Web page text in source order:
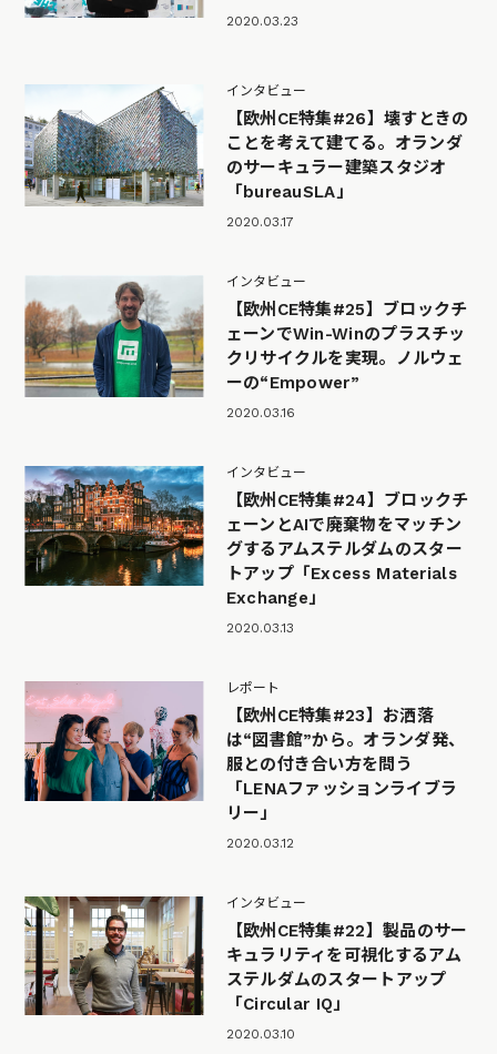
2020.03.23
インタビュー
【欧州CE特集#26】壊すときの
ことを考えて建てる。オランダ
のサーキュラー建築スタジオ
「bureauSLA」
2020.03.17
インタビュー
【欧州CE特集#25】ブロックチ
ェーンでWin-Winのプラスチッ
クリサイクルを実現。ノルウェ
ーの“Empower”
2020.03.16
インタビュー
【欧州CE特集#24】ブロックチ
ェーンとAIで廃棄物をマッチン
グするアムステルダムのスター
トアップ「Excess Materials
Exchange」
2020.03.13
レポート
【欧州CE特集#23】お洒落
は“図書館”から。オランダ発、
服との付き合い方を問う
「LENAファッションライブラ
リー」
2020.03.12
インタビュー
【欧州CE特集#22】製品のサー
キュラリティを可視化するアム
ステルダムのスタートアップ
「Circular IQ」
2020.03.10